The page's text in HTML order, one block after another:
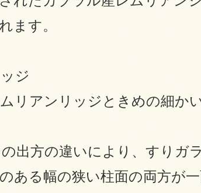
ます。
ジ
リアンリッジときめの細か
出方の違いにより、すりガ
ある幅の狭い柱面の両方が